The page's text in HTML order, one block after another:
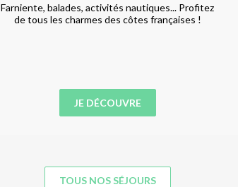
Farniente, balades, activités nautiques... Profitez
de tous les charmes des côtes françaises !
JE DÉCOUVRE
TOUS NOS SÉJOURS